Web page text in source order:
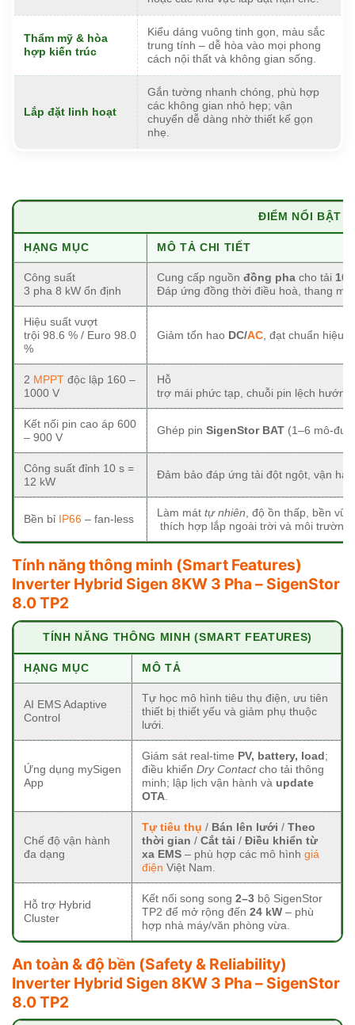
Thẩm mỹ & hòa
hợp kiến trúc
Kiểu dáng vuông tinh gọn, màu sắc
trung tính – dễ hòa vào mọi phong
cách nội thất và không gian sống.
Lắp đặt linh hoạt
Gắn tường nhanh chóng, phù hợp
các không gian nhỏ hẹp; vận
chuyển dễ dàng nhờ thiết kế gọn
nhẹ.
ĐIỂM NỔI BẬT
HẠNG MỤC MÔ TẢ CHI TIẾT
Công suất
3 pha 8 kW ổn định
Cung cấp nguồn đồng pha cho tải
Đáp ứng đồng thời điều hoà, thang
Hiệu suất vượt
trội 98.6 % / Euro 98.0
%
Giảm tổn hao DC/AC , đạt chuẩn hiệu
2 MPPT độc lập 160 –
1000 V
Hỗ
trợ mái phức tạp, chuỗi pin lệch
Kết nối pin cao áp 600
– 900 V
Ghép pin SigenStor BAT (1–6 mô-
Công suất đỉnh 10 s =
12 kW
Đảm bảo đáp ứng tải đột ngột, vận
Bền bỉ IP66 – fan-less
Làm mát tự nhiên , độ ồn thấp, bền
thích hợp lắp ngoài trời và môi trường
Tính năng thông minh (Smart Features)
Inverter Hybrid Sigen 8KW 3 Pha – SigenStor
8.0 TP2
TÍNH NĂNG THÔNG MINH (SMART FEATURES)
HẠNG MỤC MÔ TẢ
AI EMS Adaptive
Control
Tự học mô hình tiêu thụ điện, ưu tiên
thiết bị thiết yếu và giảm phụ thuộc
lưới.
Ứng dụng mySigen
App
Giám sát real-time PV, battery, load;
điều khiển Dry Contactcho tải thông
minh; lập lịch vận hành và update
OTA
Chế độ vận hành
đa dạng
Tự tiêu thụ / Bán lên lưới / Theo
thời gian / Cắt tải / Điều khiển từ
xa EMS – phù hợp các mô hình giá
điện Việt Nam.
Hỗ trợ Hybrid
Cluster
Kết nối song song 2–3 bộ SigenStor
TP2 để mở rộng đến 24 kW – phù
hợp nhà máy/văn phòng vừa.
An toàn & độ bền (Safety & Reliability)
Inverter Hybrid Sigen 8KW 3 Pha – SigenStor
8.0 TP2